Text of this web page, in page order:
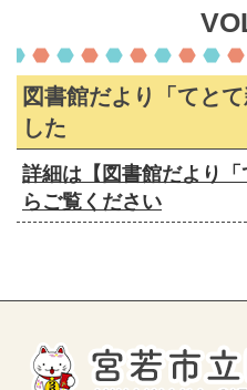
図書館だより「てと
した
詳細は【図書館だより
らご覧ください